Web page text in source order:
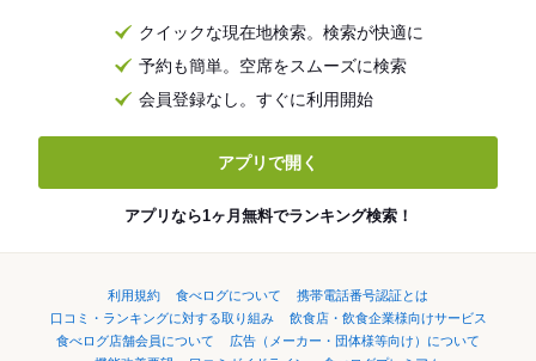
クイックな現在地検索。検索が快適に
予約も簡単。空席をスムーズに検索
会員登録なし。すぐに利用開始
アプリで開く
アプリなら1ヶ月無料でランキング検索！
利用規約 食べログについて
携帯電話番号認証とは
口コミ・ランキングに対する取り組み
飲食店・飲食企業様向けサービス
食べログ店舗会員について
広告（メーカー・団体様等向け）について